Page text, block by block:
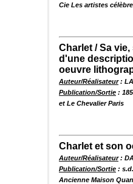
Cie Les artistes
Charlet / Sa
d'une
oeuvre
Auteur/Réalisateur: LA
Publication/Sortie :
et Le Chevalier Paris
Charlet et son
Auteur/Réalisateur:
Publication/Sortie : s.d.
Ancienne Maison